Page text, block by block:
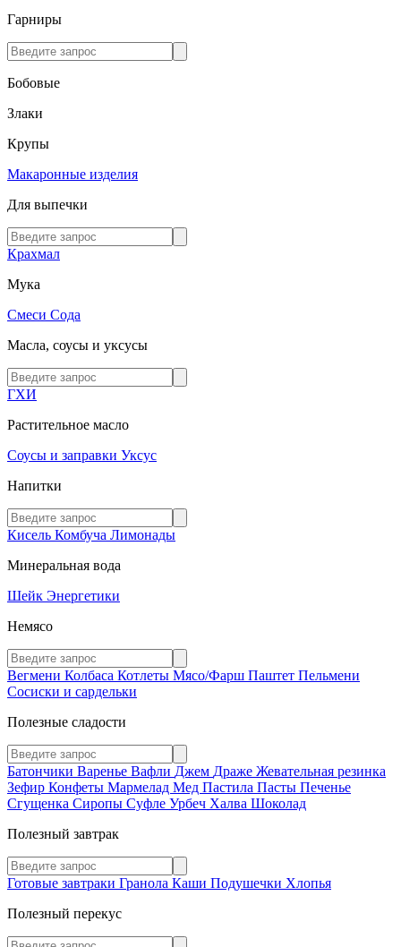
Гарниры
Бобовые
Злаки
Крупы
Макаронные изделия
Для выпечки
Крахмал
Мука
Смеси Сода
Масла, соусы и уксусы
ГХИ
Растительное масло
Соусы и заправки Уксус
Напитки
Кисель Комбуча Лимонады
Минеральная вода
Шейк Энергетики
Немясо
Вегмени Колбаса Котлеты Мясо/Фарш Паштет Пельмени
Сосиски и сардельки
Полезные сладости
Батончики Варенье Вафли Джем Драже Жевательная резинка
Зефир Конфеты Мармелад Мед Пастила Пасты Печенье
Сгущенка Сиропы Суфле Урбеч Халва Шоколад
Полезный завтрак
Готовые завтраки Гранола Каши Подушечки Хлопья
Полезный перекус